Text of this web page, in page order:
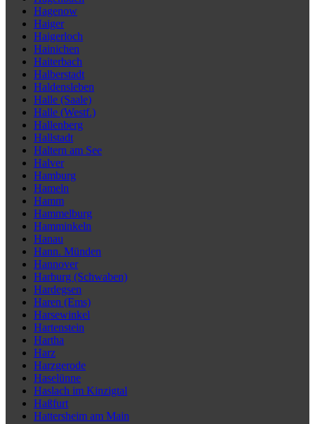
Hagenow
Haiger
Haigerloch
Hainichen
Haiterbach
Halberstadt
Haldensleben
Halle (Saale)
Halle (Westf.)
Hallenberg
Hallstadt
Haltern am See
Halver
Hamburg
Hameln
Hamm
Hammelburg
Hamminkeln
Hanau
Hann. Münden
Hannover
Harburg (Schwaben)
Hardegsen
Haren (Ems)
Harsewinkel
Hartenstein
Hartha
Harz
Harzgerode
Haselünne
Haslach im Kinzigtal
Haßfurt
Hattersheim am Main